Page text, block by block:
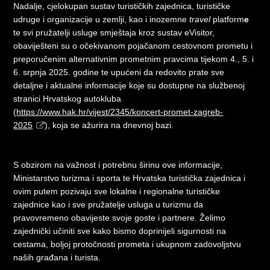
Nadalje, cjelokupan sustav turističkih zajednica, turističke
udruge i organizacije u zemlji, kao i inozemnetravel platforme
te svi pružatelji usluge smještaja kroz sustav eVisitor,
obaviješteni su o očekivanom pojačanom cestovnom prometu i
preporučenim alternativnim prometnim pravcima tijekom 4., 5. i
6. srpnja 2025. godine te upućeni da redovito prate sve
detaljne i aktualne informacije koje su dostupne na službenoj
stranici Hrvatskog autokluba
(https://www.hak.hr/vijest/2345/koncert-promet-zagreb-
2025
), koja se ažurira na dnevnoj bazi.
S obzirom na važnost i potrebnu širinu ove informacije,
Ministarstvo turizma i sporta te Hrvatska turistička zajednica i
ovim putem pozivaju sve lokalne i regionalne turističke
zajednice kao i sve pružatelje usluga u turizmu da
pravovremeno obavijeste svoje goste i partnere. Želimo
zajednički učiniti sve kako bismo doprinijeli sigurnosti na
cestama, boljoj protočnosti prometa i ukupnom zadovoljstvu
naših građana i turista.